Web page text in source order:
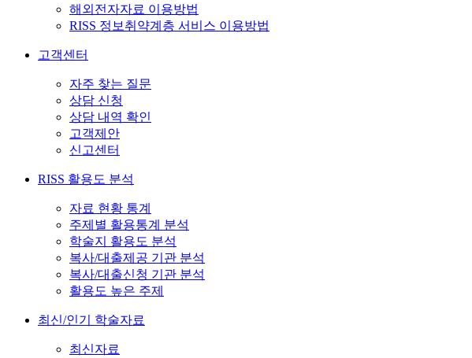
해외전자자료 이용방법
RISS 정보취약계층 서비스 이용방법
고객센터
자주 찾는 질문
상담 신청
상담 내역 확인
고객제안
신고센터
RISS 활용도 분석
자료 현황 통계
주제별 활용통계 분석
학술지 활용도 분석
복사/대출제공 기관 분석
복사/대출신청 기관 분석
활용도 높은 주제
최신/인기 학술자료
최신자료